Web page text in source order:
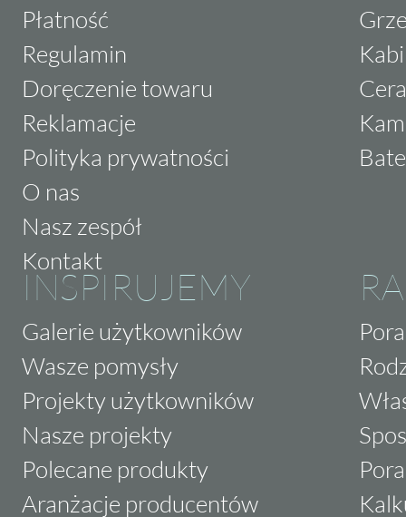
Płatność
Regulamin
Doręczenie towaru
Reklamacje
Polityka prywatności
O nas
Nasz zespół
Kontakt
INSPIRUJEMY
Galerie użytkowników
Wasze pomysły
Projekty użytkowników
Nasze projekty
Polecane produkty
Aranżacje producentów